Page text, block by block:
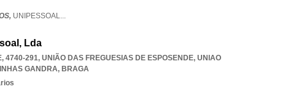
UNIPESSOAL...
Lda
4740-291, UNIÃO DAS FREGUESIAS DE ESPOSENDE, UNIAO
GANDRA, BRAGA